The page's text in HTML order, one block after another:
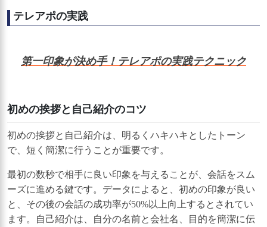
テレアポの実践
第一印象が決め手！テレアポの実践テクニック
初めの挨拶と自己紹介のコツ
初めの挨拶と自己紹介は、明るくハキハキとしたトーン
で、短く簡潔に行うことが重要です。
最初の数秒で相手に良い印象を与えることが、会話をスム
ーズに進める鍵です。データによると、初めの印象が良い
と、その後の会話の成功率が50%以上向上するとされてい
ます。自己紹介は、自分の名前と会社名、目的を簡潔に伝